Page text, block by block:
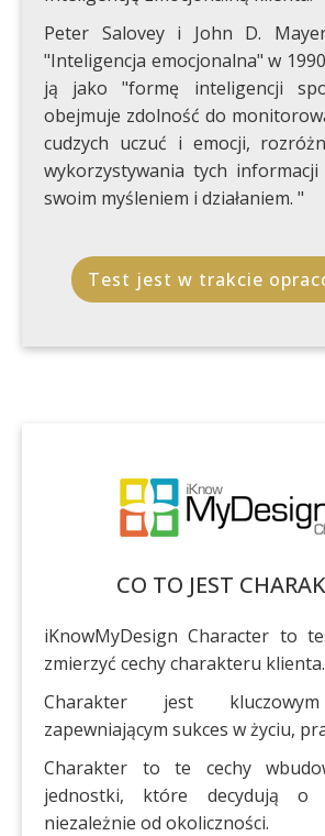
Peter Salovey i John D.
"Inteligencja emocjonalna" w
ją jako "formę inteligencji
obejmuje zdolność do
cudzych uczuć i emocji,
wykorzystywania tych
swoim myśleniem i działaniem. "
Test jest w trakcie
CO TO JEST
iKnowMyDesign Character to
zmierzyć cechy charakteru klienta.
Charakter jest
zapewniającym sukces w życiu,
Charakter to te cechy
jednostki, które decydują o
niezależnie od okoliczności.